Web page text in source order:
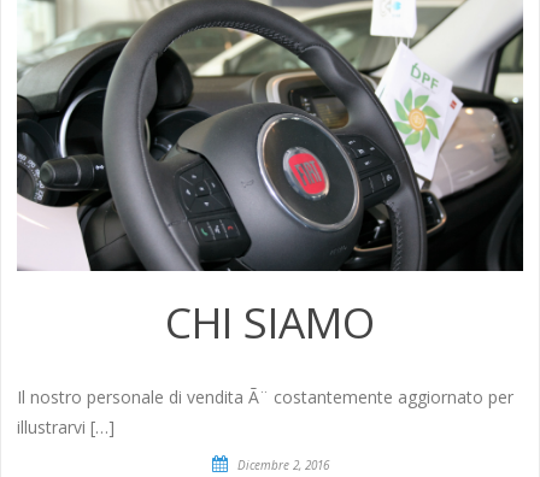
CHI SIAMO
Il nostro personale di vendita Ã¨ costantemente aggiornato per
illustrarvi […]
Dicembre 2, 2016